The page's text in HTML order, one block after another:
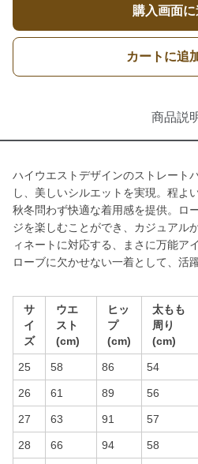
購入画面
カートに追
商品説
ハイウエストデザインのストレート
し、美しいシルエットを実現。程よ
秋冬問わず快適な着用感を提供。ロ
ジを楽しむことができ、カジュアル
ィネートに対応する、まさに万能ア
ローブに欠かせない一着として、活
サ
イ
ズ
ウエ
スト
(cm)
ヒッ
プ
(cm)
太もも
周り
(cm)
25 58 86 54
26 61 89 56
27 63 91 57
28 66 94 58